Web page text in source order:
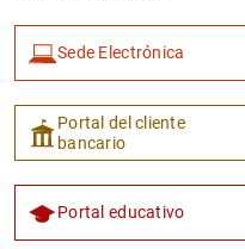
Sede Electrónica
Portal del cliente
bancario
Portal educativo